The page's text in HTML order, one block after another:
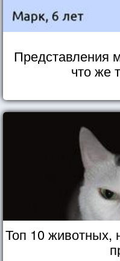
Представления
что же
Топ 10 животных,